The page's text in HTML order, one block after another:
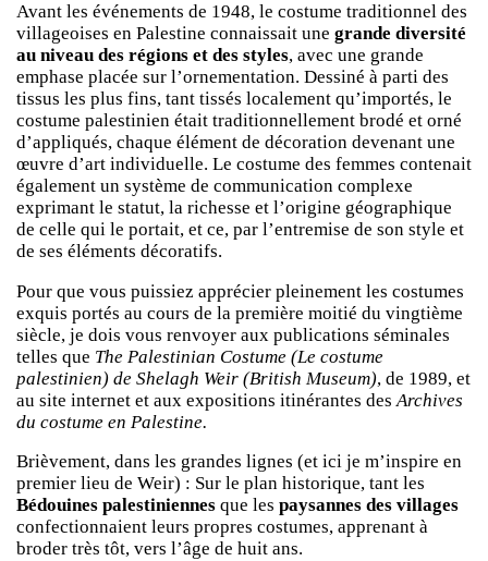
Avant les événements de 1948, le costume traditionnel des
villageoises en Palestine connaissait une grande diversité
au niveau des régions et des styles, avec une grande
emphase placée sur l’ornementation. Dessiné à parti des
tissus les plus fins, tant tissés localement qu’importés, le
costume palestinien était traditionnellement brodé et orné
d’appliqués, chaque élément de décoration devenant une
œuvre d’art individuelle. Le costume des femmes contenait
également un système de communication complexe
exprimant le statut, la richesse et l’origine géographique
de celle qui le portait, et ce, par l’entremise de son style et
de ses éléments décoratifs.
Pour que vous puissiez apprécier pleinement les costumes
exquis portés au cours de la première moitié du vingtième
siècle, je dois vous renvoyer aux publications séminales
telles que The Palestinian Costume (Le costume
palestinien) de Shelagh Weir (British Museum), de 1989, et
au site internet et aux expositions itinérantes des Archives
du costume en Palestine.
Brièvement, dans les grandes lignes (et ici je m’inspire en
premier lieu de Weir) : Sur le plan historique, tant les
Bédouines palestiniennes que les paysannes des villages
confectionnaient leurs propres costumes, apprenant à
broder très tôt, vers l’âge de huit ans.